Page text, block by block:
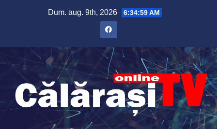
Dum. aug. 9th, 2026 6:34:59 AM